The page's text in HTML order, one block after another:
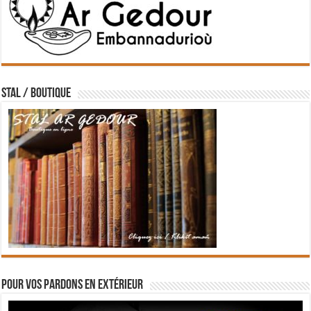
STAL / BOUTIQUE
Pour vos pardons en extérieur